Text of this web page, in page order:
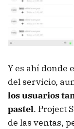
Y es ahí donde
del servicio,
los usuarios
pastel. Project
de las ventas,